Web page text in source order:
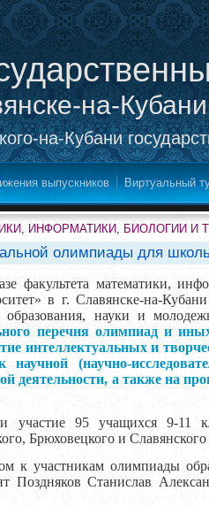
на-Кубани
на-Кубани
выпускников Виртуальный
ИНФОРМАТИКИ, БИОЛОГИИ И
олимпиады для
факультета математики,
в г. Славянске-на-
образования, науки и
перечня олимпиад и
интеллектуальных и
(научно-
деятельности, а также на
участие 95 учащихся 9-11
Брюховецкого и Славянского
к участникам олимпиады
Поздняков Станислав